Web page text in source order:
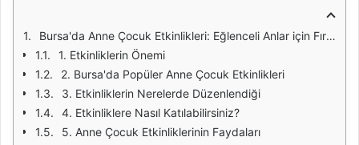
Bursa'da Anne Çocuk Etkinlikleri: Eğlenceli Anlar için Fırsatlar
1. Etkinliklerin Önemi
2. Bursa'da Popüler Anne Çocuk Etkinlikleri
3. Etkinliklerin Nerelerde Düzenlendiği
4. Etkinliklere Nasıl Katılabilirsiniz?
5. Anne Çocuk Etkinliklerinin Faydaları